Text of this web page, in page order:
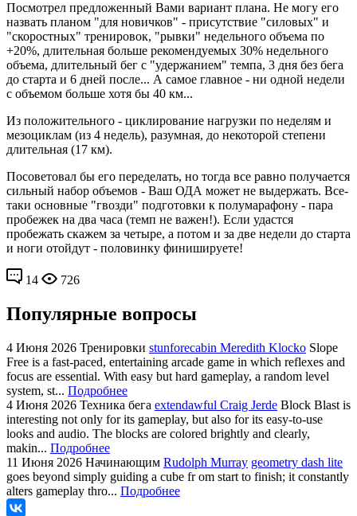
Посмотрел предложенный Вами вариант плана. Не могу его
назвать планом "для новичков" - присутствие "силовых" и
"скоростных" тренировок, "рывки" недельного объема по
+20%, длительная больше рекомендуемых 30% недельного
объема, длительный бег с "удержанием" темпа, 3 дня без бега
до старта и 6 дней после... А самое главное - ни одной недели
с объемом больше хотя бы 40 км...
Из положительного - циклирование нагрузки по неделям и
мезоциклам (из 4 недель), разумная, до некоторой степени
длительная (17 км).
Посоветовал бы его переделать, но тогда все равно получается
сильный набор объемов - Ваш ОДА может не выдержать. Все-
таки основные "гвозди" подготовки к полумарафону - пара
пробежек на два часа (темп не важен!). Если удастся
пробежать скажем за четыре, а потом и за две недели до старта
и ноги отойдут - половинку финишируете!
14 726
Популярные вопросы
4 Июня 2026 Тренировки stunforecabin Meredith Klocko Slope
Free is a fast-paced, entertaining arcade game in which reflexes and
focus are essential. With easy but hard gameplay, a random level
system, st... Подробнее
4 Июня 2026 Техника бега extendawful Craig Jerde Block Blast is
interesting not only for its gameplay, but also for its easy-to-use
looks and audio. The blocks are colored brightly and clearly,
makin... Подробнее
11 Июня 2026 Начинающим Rudolph Murray geometry dash lite
goes beyond simply guiding a cube fr om start to finish; it constantly
alters gameplay thro... Подробнее